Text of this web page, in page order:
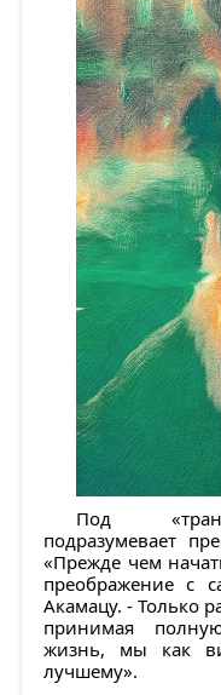
Под
подразумевает
«Прежде чем
преображение с
Акамацу. - Только
принимая
жизнь, мы как
лучшему».